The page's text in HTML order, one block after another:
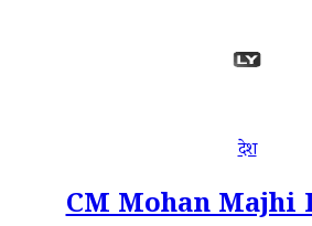
देश
CM Mohan Majhi